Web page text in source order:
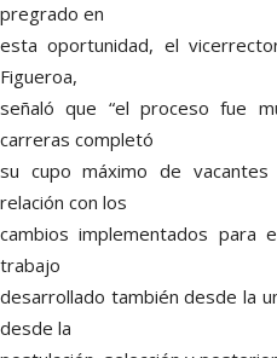
pregrado en
esta oportunidad, el
Figueroa,
señaló que “el proceso fue
carreras completó
su cupo máximo de
relación con los
cambios implementados para
trabajo
desarrollado también desde la
desde la